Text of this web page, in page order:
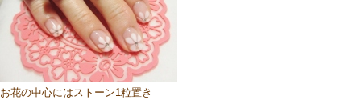
お花の中心にはストーン1粒置き